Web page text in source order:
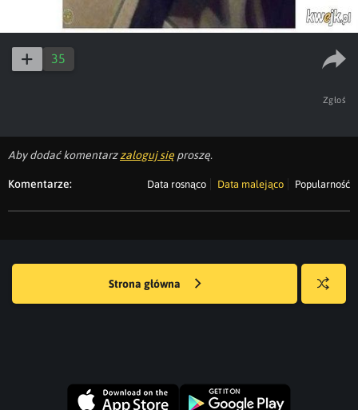
35
Zgłoś
Aby dodać komentarzzaloguj się proszę.
Komentarze: Data rosnąco Data malejąco Popularność
Strona główna